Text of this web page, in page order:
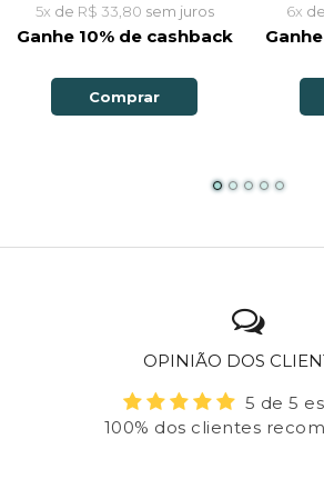
5x de R$ 33,80 sem juros
Ganhe 10% de cashback
Comprar
6x de
OPINIÃO DOS
5 de 5
100% dos clientes